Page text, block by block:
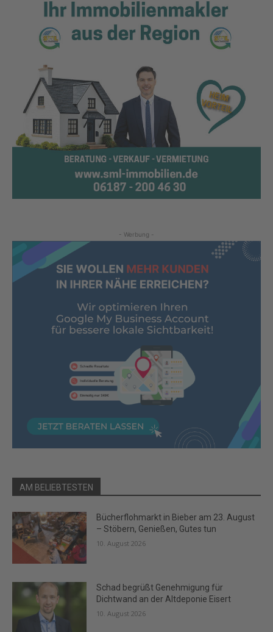
- Werbung -
AM BELIEBTESTEN
Bücherflohmarkt in Bieber am 23. August
– Stöbern, Genießen, Gutes tun
10. August 2026
Schad begrüßt Genehmigung für
Dichtwand an der Altdeponie Eisert
10. August 2026